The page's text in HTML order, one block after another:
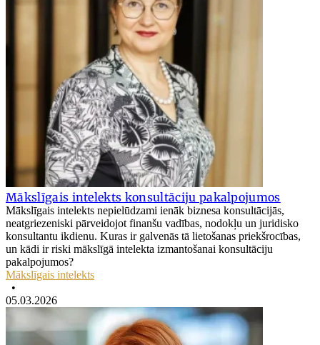
Mākslīgais intelekts konsultāciju pakalpojumos
Mākslīgais intelekts nepielūdzami ienāk biznesa konsultācijās,
neatgriezeniski pārveidojot finanšu vadības, nodokļu un juridisko
konsultantu ikdienu. Kuras ir galvenās tā lietošanas priekšrocības,
un kādi ir riski mākslīgā intelekta izmantošanai konsultāciju
pakalpojumos?
Mākslīgais intelekts
•
05.03.2026